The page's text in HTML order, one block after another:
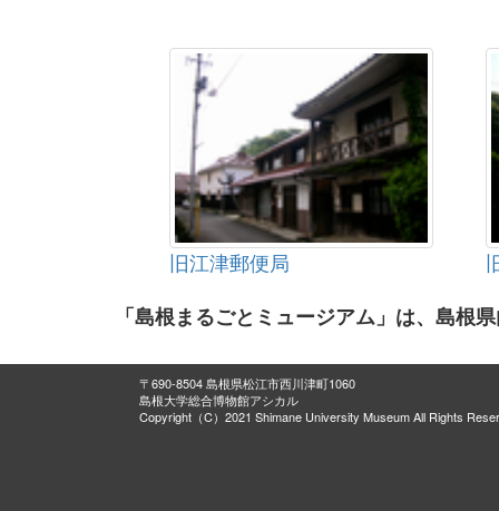
旧江津郵便局
「島根まるごとミュージアム」は、島根
〒690-8504 島根県松江市西川津町1060
島根大学総合博物館アシカル
Copyright（C）2021 Shimane University Museum All Rights